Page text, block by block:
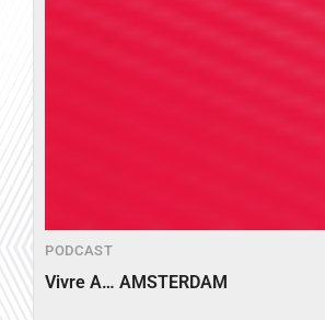
PODCAST
Vivre A… AMSTERDAM